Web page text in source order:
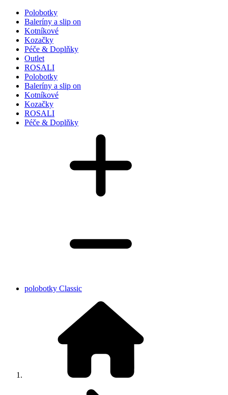
Polobotky
Baleríny a slip on
Kotníkové
Kozačky
Péče & Doplňky
Outlet
ROSALI
Polobotky
Baleríny a slip on
Kotníkové
Kozačky
ROSALI
Péče & Doplňky
polobotky Classic